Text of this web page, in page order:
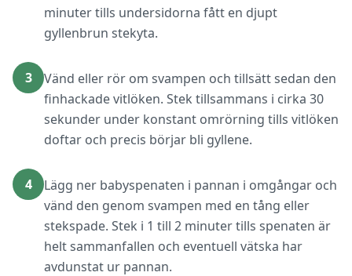
minuter tills undersidorna fått en djupt
gyllenbrun stekyta.
3
Vänd eller rör om svampen och tillsätt sedan den
finhackade vitlöken. Stek tillsammans i cirka 30
sekunder under konstant omrörning tills vitlöken
doftar och precis börjar bli gyllene.
4
Lägg ner babyspenaten i pannan i omgångar och
vänd den genom svampen med en tång eller
stekspade. Stek i 1 till 2 minuter tills spenaten är
helt sammanfallen och eventuell vätska har
avdunstat ur pannan.